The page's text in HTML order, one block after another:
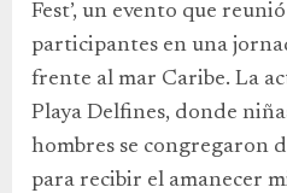
Fest’, un evento que
participantes en una
frente al mar Caribe. La
Playa Delfines, donde
hombres se congregaron
para recibir el amanecer